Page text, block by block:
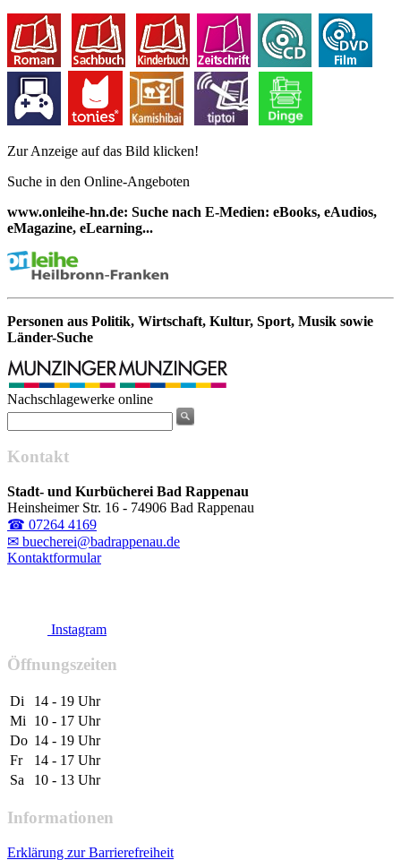
Zur Anzeige auf das Bild klicken!
Suche in den Online-Angeboten
www.onleihe-hn.de: Suche nach E-Medien: eBooks, eAudios,
eMagazine, eLearning...
Personen aus Politik, Wirtschaft, Kultur, Sport, Musik sowie
Länder-Suche
Nachschlagewerke online
Kontakt
Stadt- und Kurbücherei Bad Rappenau
Heinsheimer Str. 16 - 74906 Bad Rappenau
☎ 07264 4169
✉ buecherei@badrappenau.de
Kontaktformular
Instagram
Öffnungszeiten
Di
14 - 19 Uhr
Mi
10 - 17 Uhr
Do 14 - 19 Uhr
Fr
14 - 17 Uhr
Sa
10 - 13 Uhr
Informationen
Erklärung zur Barrierefreiheit